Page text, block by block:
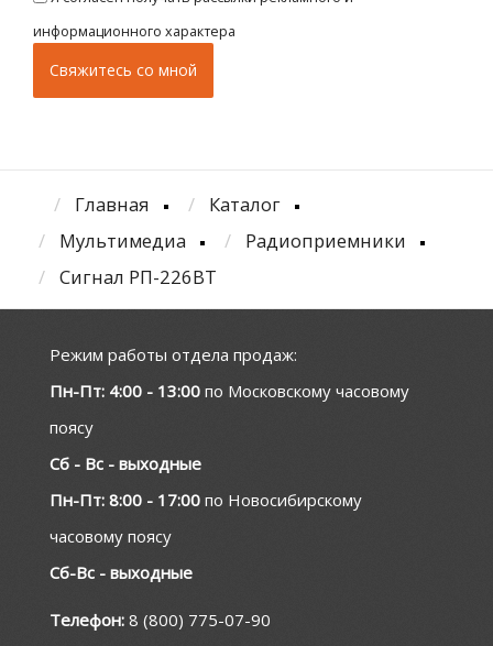
информационного характера
Главная
Каталог
Мультимедиа
Радиоприемники
Сигнал РП-226ВТ
Режим работы отдела продаж:
Пн-Пт: 4:00 - 13:00 по Московскому часовому
поясу
Сб - Вс - выходные
Пн-Пт: 8:00 - 17:00 по Новосибирскому
часовому поясу
Сб-Вс - выходные
Телефон: 8 (800) 775-07-90